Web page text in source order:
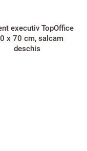
executiv TopOffice
x 70 cm, salcam
deschis